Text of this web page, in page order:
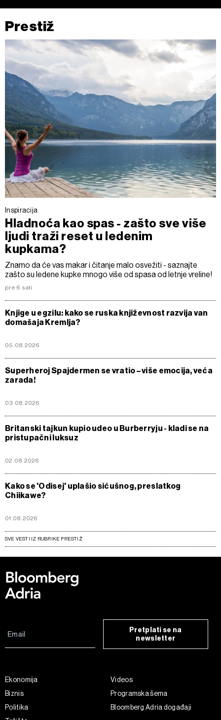
Prestiž
Inspiracija
Hladnoća kao spas - zašto sve više
ljudi traži reset u ledenim
kupkama?
Znamo da će vas makar i čitanje malo osvežiti - saznajte
zašto su ledene kupke mnogo više od spasa od letnje vreline!
pre 6 sati
Knjige u egzilu: kako se ruska književnost razvija van
domašaja Kremlja?
05.08.2026
Superheroj Spajdermen se vratio – više emocija, veća
zarada!
03.08.2026
Britanski tajkun kupio udeo u Burberryju - kladi se na
pristupačni luksuz
02.08.2026
Kako se 'Odisej' uplašio sićušnog, preslatkog
Chiikawe?
01.08.2026
SVE VESTI IZ RUBRIKE PRESTIŽ
Pretplati se na
newsletter
Ekonomija
Biznis
Politika
Videos
Programska šema
Bloomberg Adria događaji